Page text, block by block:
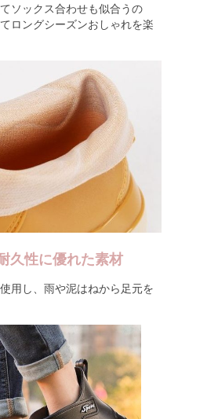
ソックス合わせも似合うの
ロングシーズンおしゃれを楽
久性に優れた素材
用し、雨や泥はねから足元を